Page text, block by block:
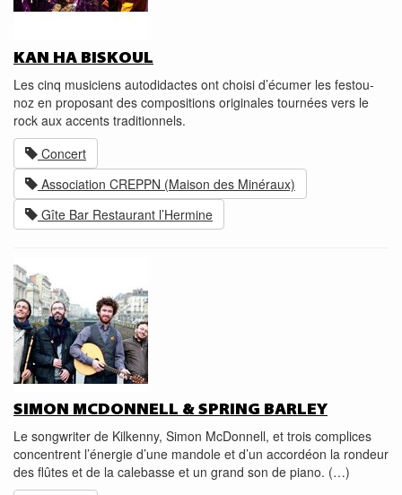
KAN HA BISKOUL
Les cinq musiciens autodidactes ont choisi d’écumer les festou-
noz en proposant des compositions originales tournées vers le
rock aux accents traditionnels.
Concert
Association CREPPN (Maison des Minéraux)
Gîte Bar Restaurant l’Hermine
SIMON MCDONNELL & SPRING BARLEY
Le songwriter de Kilkenny, Simon McDonnell, et trois complices
concentrent l’énergie d’une mandole et d’un accordéon la rondeur
des flûtes et de la calebasse et un grand son de piano. (…)